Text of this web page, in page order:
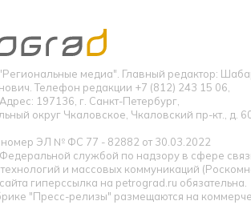
медиа". Главный редактор:
Телефон редакции +7 (812) 243 15 06,
197136, г. Санкт-Петербург,
округ Чкаловское, Чкаловский пр-кт., д.
номер ЭЛ № ФС 77 - 82882 от 30.03.2022
службой по надзору в сфере
и массовых коммуникаций
гиперссылка на petrograd.ru обязательна.
"Пресс-релизы" размещаются на